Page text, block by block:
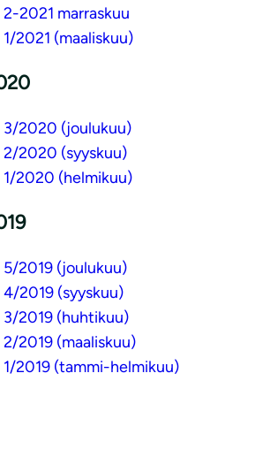
2021 marraskuu
2021 (maaliskuu)
3/2020 (joulukuu)
2/2020 (syyskuu)
1/2020 (helmikuu)
5/2019 (joulukuu)
2019 (syyskuu)
3/2019 (huhtikuu)
2019 (maaliskuu)
2019 (tammi-helmikuu)